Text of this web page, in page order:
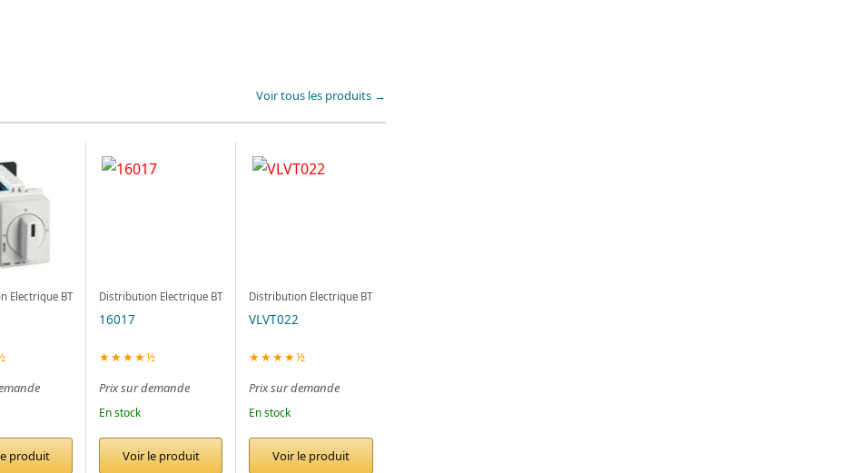
Voir tous les produits →
Electrique BT
produit
Distribution Electrique BT
16017
★★★★½
Prix sur demande
En stock
Voir le produit
Distribution Electrique BT
VLVT022
★★★★½
Prix sur demande
En stock
Voir le produit